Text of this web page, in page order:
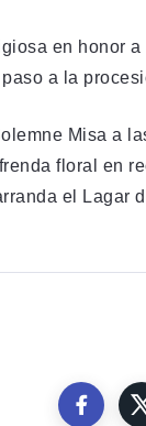
en honor
a la
Misa a
floral en
el Lagar